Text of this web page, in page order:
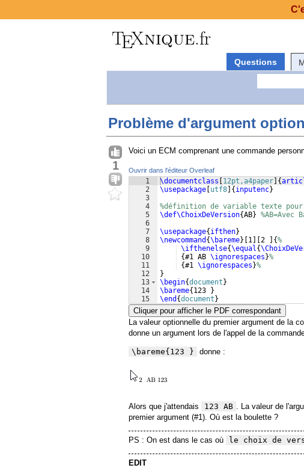
Questions
Problème d'argument
1
Voici un ECM comprenant une commande
Ouvrir dans l'éditeur Overleaf
1
2
3
4
5
6
7
8
9
10
11
12
13
14
15
\documentclass 12pt,a4paper {
\usepackage utf8 { inputenc}
%définition de variable texte
\def\ChoixDeVersion{AB}
\usepackage{ ifthen}
\newcommand {\bareme} 1 2 {%
\ifthenelse{\equal{
{#1 AB \ignorespaces }%
{#1 \ignorespaces }%
}
\begin{document }
\bareme{ 123
}
\end {document }
Cliquer pour afficher le PDF correspondant
La valeur optionnelle du premier argument de la
donne un argument lors de l'appel de la
\bareme{123 } donne :
Alors que j'attendais 123 AB . La valeur de
premier argument (#1). Où est la boulette ?
PS : On est dans le cas où le choix de
EDIT